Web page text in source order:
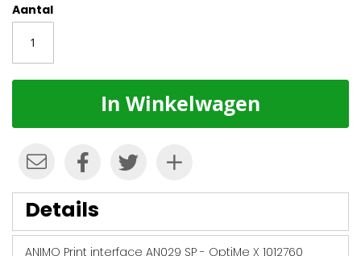
Aantal
In Winkelwagen
Details
ANIMO Print interface AN029 SP - OptiMe X 1012760